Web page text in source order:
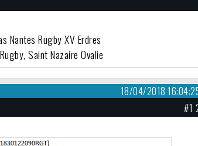
Nantes Rugby XV Erdres
Saint Nazaire Ovalie
18/04/2018
#1